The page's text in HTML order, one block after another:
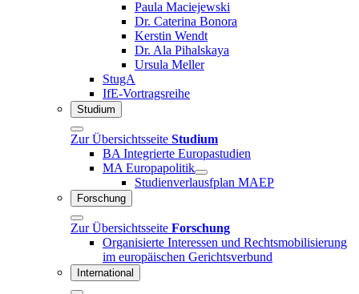
Paula Maciejewski
Dr. Caterina Bonora
Kerstin Wendt
Dr. Ala Pihalskaya
Ursula Meller
StugA
IfE-Vortragsreihe
Studium
Zur Übersichtsseite Studium
BA Integrierte Europastudien
MA Europapolitik
Studienverlausfplan MAEP
Forschung
Zur Übersichtsseite Forschung
Organisierte Interessen und Rechtsmobilisierung
im europäischen Gerichtsverbund
International